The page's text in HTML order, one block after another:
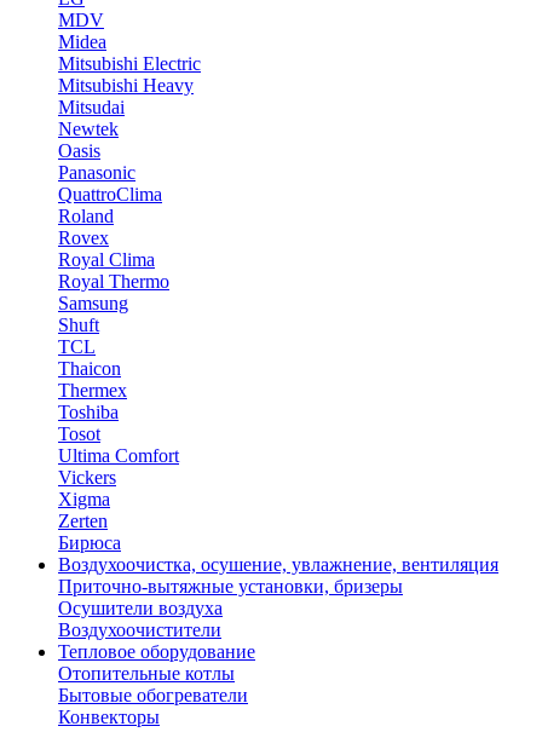
MDV
Midea
Mitsubishi Electric
Mitsubishi Heavy
Mitsudai
Newtek
Oasis
Panasonic
QuattroClima
Roland
Rovex
Royal Clima
Royal Thermo
Samsung
Shuft
TCL
Thaicon
Thermex
Toshiba
Tosot
Ultima Comfort
Vickers
Xigma
Zerten
Бирюса
Воздухоочистка, осушение, увлажнение, вентиляция
Приточно-вытяжные установки, бризеры
Осушители воздуха
Воздухоочистители
Тепловое оборудование
Отопительные котлы
Бытовые обогреватели
Конвекторы